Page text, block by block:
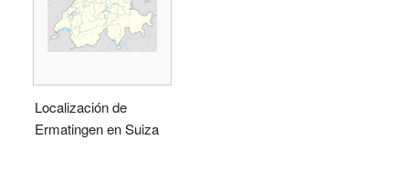
Localización de
Ermatingen en Suiza